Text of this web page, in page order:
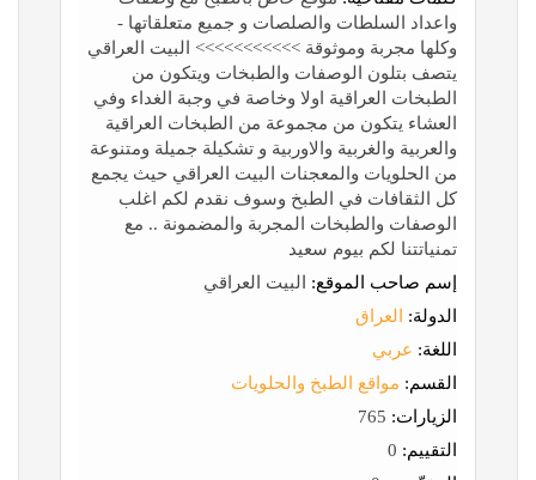
واعداد السلطات والصلصات و جميع متعلقاتها -
وكلها مجربة وموثوقة >>>>>>>>>>> البيت العراقي
يتصف بتلون الوصفات والطبخات ويتكون من
الطبخات العراقية اولا وخاصة في وجبة الغداء وفي
العشاء يتكون من مجموعة من الطبخات العراقية
والعربية والغربية والاوربية و تشكيلة جميلة ومتنوعة
من الحلويات والمعجنات البيت العراقي حيث يجمع
كل الثقافات في الطبخ وسوف نقدم لكم اغلب
الوصفات والطبخات المجربة والمضمونة .. مع
تمنياتتنا لكم بيوم سعيد
إسم صاحب الموقع: البيت العراقي
الدولة:
العراق
اللغة: عربي
القسم: مواقع الطبخ والحلويات
الزيارات:
التقييم: